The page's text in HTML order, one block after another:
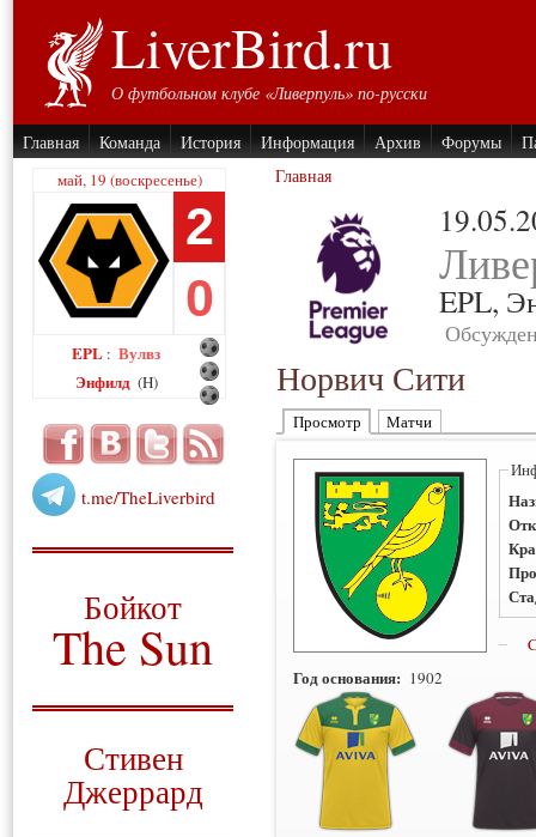
LiverBird.ru
О футбольном клубе «Ливерпуль» по-русски
Главная Команда История Информация Архив Форумы
май, 19 (воскресенье)
2
0
EPL : Вулвз
Энфилд (H)
t.me/TheLiverbird
Бойкот
The Sun
Стивен
Джеррард
Главная
EPL,
Норвич Сити
Просмотр Матчи
Год основания: 1902